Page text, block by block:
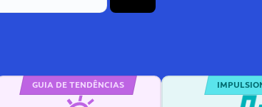
GUIA DE TENDÊNCIAS